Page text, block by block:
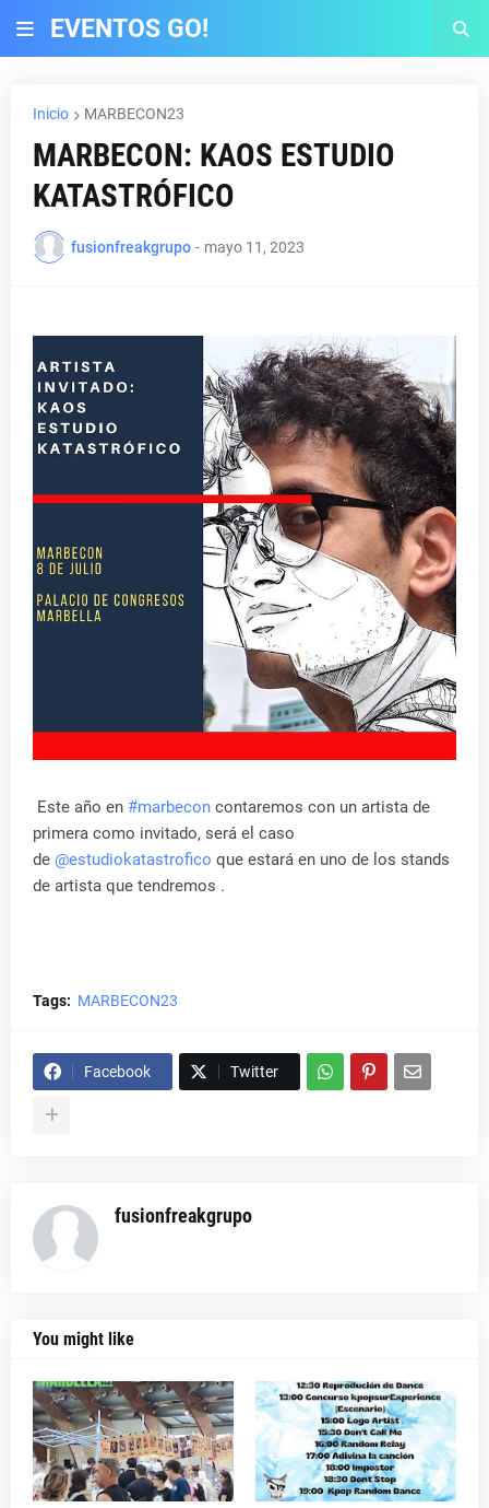
EVENTOS GO!
Inicio MARBECON23
MARBECON: KAOS ESTUDIO
KATASTRÓFICO
fusionfreakgrupo - mayo 11, 2023
Este año en #marbecon contaremos con un artista de
primera como invitado, será el caso
de @estudiokatastrofico que estará en uno de los stands
de artista que tendremos .
Tags: MARBECON23
Facebook Twitter
fusionfreakgrupo
You might like